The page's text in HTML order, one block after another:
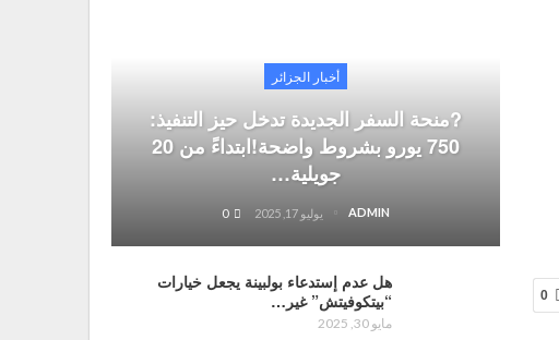
0
أخبار الجزائر
?منحة السفر الجديدة تدخل حيز التنفيذ:
750 يورو بشروط واضحة!ابتداءً من 20
جويلية…
ADMIN يوليو 17, 2025 0
هل عدم إستدعاء بولبينة يجعل خيارات
“بيتكوفيتش” غير…
مايو 30, 2025